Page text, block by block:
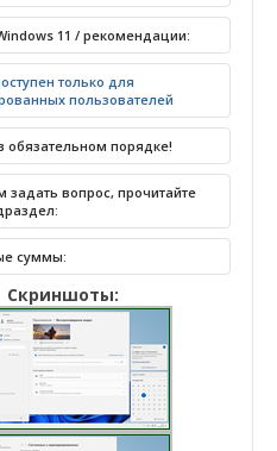
11 / рекомендации:
только для
пользователей
обязательном порядке!
вопрос, прочитайте
суммы:
Скриншоты: